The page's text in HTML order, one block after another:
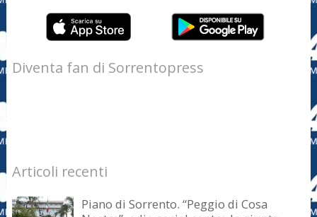
Diventa fan di Sorrentopress
Articoli recenti
Piano di Sorrento. “Peggio di Cosa